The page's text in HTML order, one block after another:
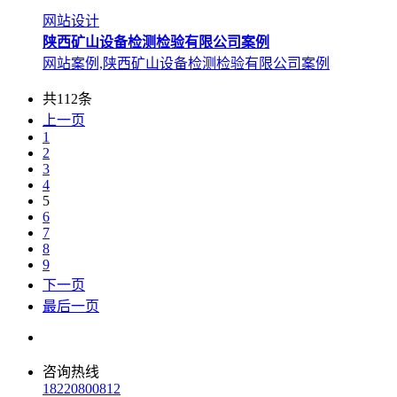
网站设计
陕西矿山设备检测检验有限公司案例
网站案例,陕西矿山设备检测检验有限公司案例
共112条
上一页
1
2
3
4
5
6
7
8
9
下一页
最后一页
咨询热线
18220800812